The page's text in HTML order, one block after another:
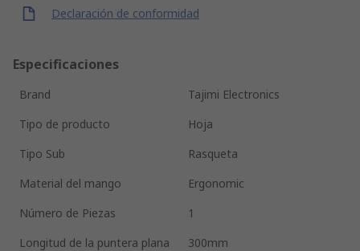
Declaración de conformidad
Especificaciones
Brand
Tajimi Electronics
Tipo de producto
Hoja
Tipo Sub
Rasqueta
Material del mango
Ergonomic
Número de Piezas
1
Longitud de la puntera plana
300mm